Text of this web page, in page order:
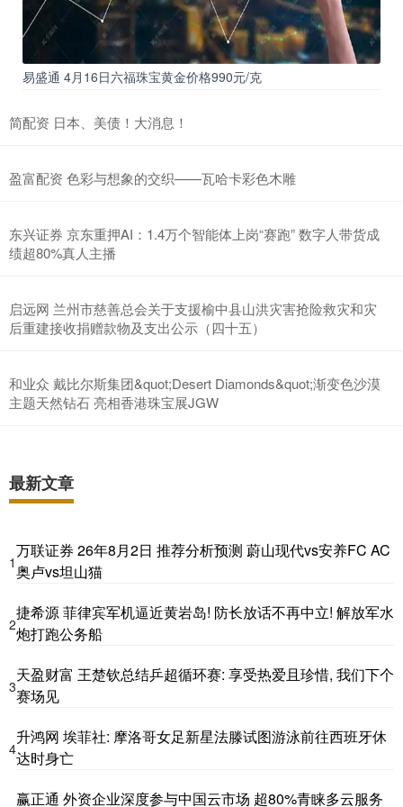
易盛通 4月16日六福珠宝黄金价格990元/克
简配资 日本、美债！大消息！
盈富配资 色彩与想象的交织——瓦哈卡彩色木雕
东兴证券 京东重押AI：1.4万个智能体上岗“赛跑” 数字人带货成
绩超80%真人主播
启远网 兰州市慈善总会关于支援榆中县山洪灾害抢险救灾和灾
后重建接收捐赠款物及支出公示（四十五）
和业众 戴比尔斯集团&quot;Desert Diamonds&quot;渐变色沙漠
主题天然钻石 亮相香港珠宝展JGW
最新文章
1
万联证券 26年8月2日 推荐分析预测 蔚山现代vs安养FC AC
奥卢vs坦山猫
2
捷希源 菲律宾军机逼近黄岩岛! 防长放话不再中立! 解放军水
炮打跑公务船
3
天盈财富 王楚钦总结乒超循环赛: 享受热爱且珍惜, 我们下个
赛场见
4
升鸿网 埃菲社: 摩洛哥女足新星法滕试图游泳前往西班牙休
达时身亡
赢正通 外资企业深度参与中国云市场 超80%青睐多云服务